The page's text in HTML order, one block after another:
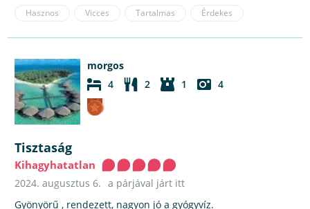
Hasznos Vicces Tartalmas Érdekes
morgos
4
2 1 4
Tisztaság
Kihagyhatatlan
2024. augusztus 6. a párjával járt itt
Gyönyörű , rendezett, nagyon jó a gyógyvíz.